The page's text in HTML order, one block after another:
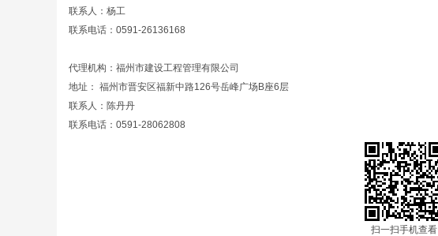
联系人：杨工
联系电话：0591-26136168
代理机构：福州市建设工程管理有限公司
地址： 福州市晋安区福新中路126号岳峰广场B座6层
联系人：陈丹丹
联系电话：0591-28062808
扫一扫手机查看